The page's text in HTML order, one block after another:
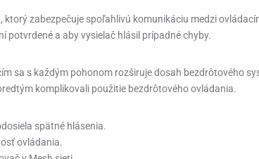
zabezpečuje spoľahlivú komunikáciu medzi
potvrdené a aby vysielač hlásil prípadné chyby.
sa s každým pohonom rozširuje dosah bezdrôtového
komplikovali použitie bezdrôtového ovládania.
spätné hlásenia.
ovládania.